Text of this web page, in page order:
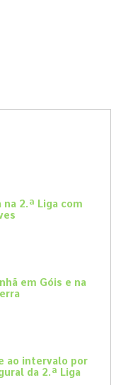
2.ª Liga com
em Góis e na
ao intervalo por
da 2.ª Liga